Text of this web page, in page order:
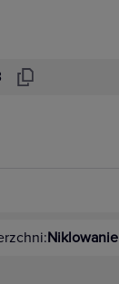
Niklowanie